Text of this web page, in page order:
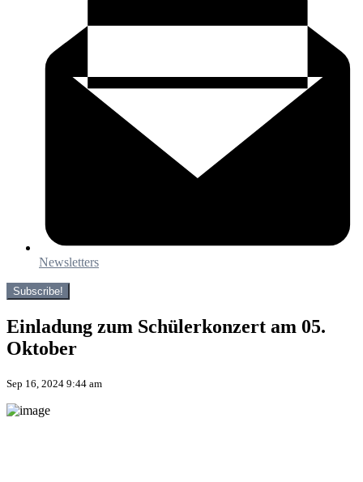
Newsletters
Subscribe!
Einladung zum Schülerkonzert am 05.
Oktober
Sep 16, 2024 9:44 am